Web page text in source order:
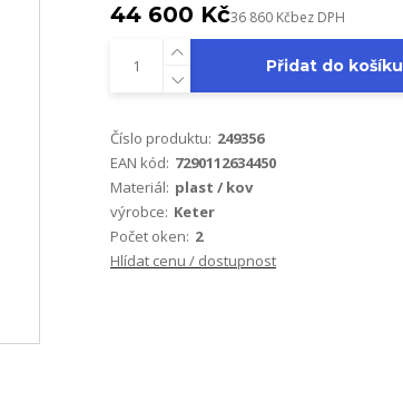
44 600 Kč36 860 Kčbez DPH
Přidat do košíku
Číslo produktu: 249356
EAN kód: 7290112634450
Materiál: plast / kov
výrobce: Keter
Počet oken: 2
Hlídat cenu / dostupnost